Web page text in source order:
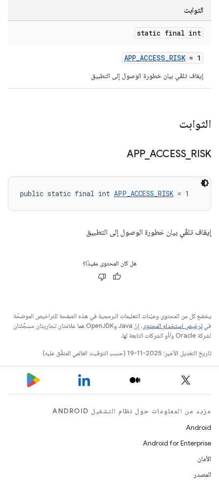
الثوابت
static final int
APP_ACCESS_RISK= 1
إيقاف تلقّي بيان خطورة الوصول إلى التطبيق
الثوابت
APP_ ACCESS_ RISK
public static final int APP_ACCESS_RISK = 1
إيقاف تلقّي بيان خطورة الوصول إلى التطبيق
هل كان المحتوى مفيدًا؟
يخضع كل من المحتوى وعيّنات التعليمات البرمجية في هذه الصفحة للتراخيص الموضحّة
فيترخيص استخدام المحتوى
. إنّ Java وOpenJDK هما علامتان تجاريتان مسجَّلتان
لشركة Oracle و/أو الشركات التابعة لها.
تاريخ التعديل الأخير: 2025-11-19 (حسب التوقيت العالمي المتفَّق عليه)
مزيد من المعلومات حول نظام التشغيل ANDROID
Android
Android for Enterprise
الأمان
المصدر